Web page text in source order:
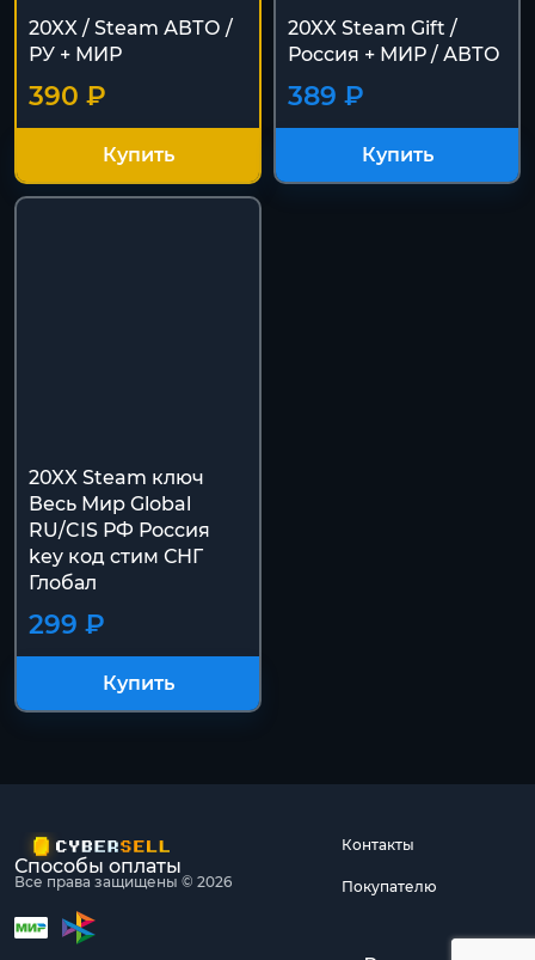
20XX / Steam АВТО /
РУ + МИР
390 ₽
Купить
20XX Steam Gift /
Россия + МИР / АВТО
389 ₽
Купить
20XX Steam ключ
Весь Мир Global
RU/CIS РФ Россия
key код cтим СНГ
Глобал
299 ₽
Купить
Все права защищены © 2026
Контакты
Покупателю
Способы оплаты